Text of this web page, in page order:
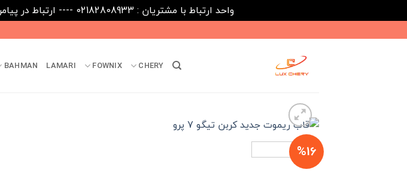
واحد ارتباط با مشتریان : 02182808933 ---- ارتباط در پیامرسان های داخلی ایتا، روبیکا و بله : 09031116395
to
CHERY
FOWNIX
LAMARI
BAHMAN
%16